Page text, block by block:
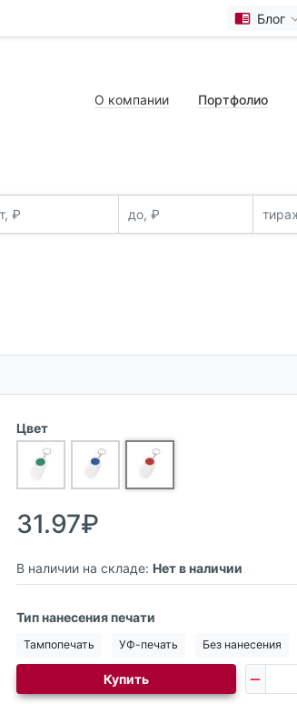
Блог
О компании Портфолио
Цвет
31.97₽
В наличии на складе: Нет в наличии
Тип нанесения печати
Тампопечать УФ-печать Без нанесения
Купить